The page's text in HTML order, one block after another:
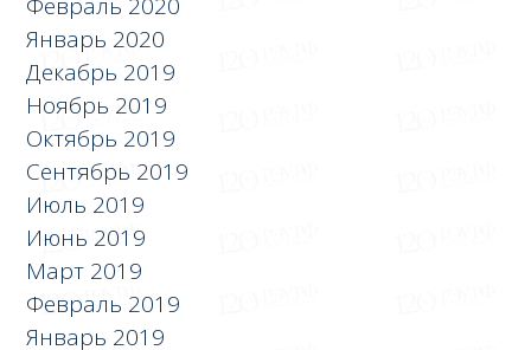
Январь 2020
Декабрь 2019
Ноябрь 2019
Октябрь 2019
Сентябрь 2019
Июль 2019
Июнь 2019
Март 2019
Февраль 2019
Январь 2019